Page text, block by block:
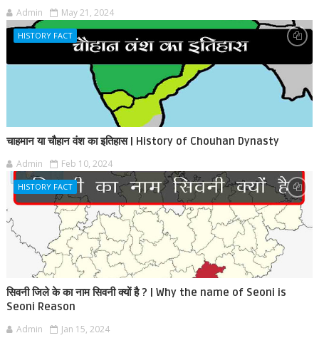
Admin May 21, 2024
HISTORY FACT
चाहमान या चौहान वंश का इतिहास | History of Chouhan Dynasty
Admin Feb 10, 2024
HISTORY FACT
सिवनी जिले के का नाम सिवनी क्यों है ? | Why the name of Seoni is
Seoni Reason
Admin Jan 15, 2024